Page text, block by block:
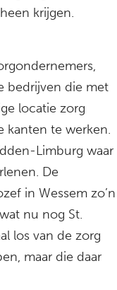
krijgen.
bedrijven die met
locatie zorg
kanten te werken.
Limburg waar
De
in Wessem zo’n
nu nog St.
los van de zorg
maar die daar